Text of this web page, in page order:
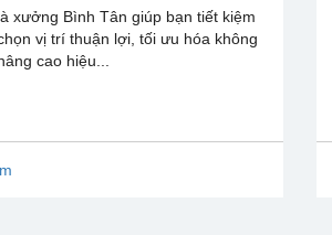
xưởng Bình Tân giúp bạn tiết kiệm
vị trí thuận lợi, tối ưu hóa không
cao hiệu...